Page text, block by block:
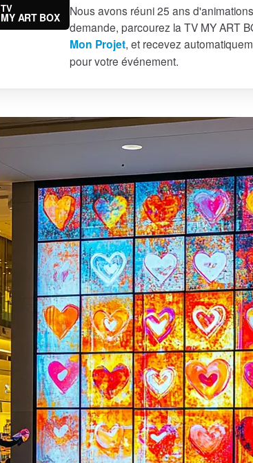
TV
MY ART BOX
Nous avons réuni 25 ans
demande, parcourez la TV MY ART
Mon Projet, et recevez
pour votre événement.